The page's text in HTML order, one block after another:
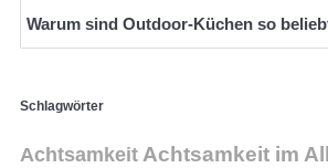
Warum sind Outdoor-Küchen so
Schlagwörter
AchtsamkeitAchtsamkeit im